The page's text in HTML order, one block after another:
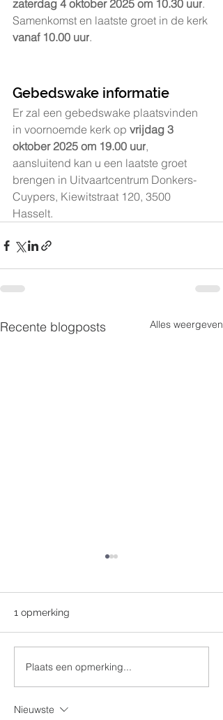
zaterdag 4 oktober 2025 om 10.30 uur.
Samenkomst en laatste groet in de kerk
vanaf 10.00 uur.
Gebedswake informatie
Er zal een gebedswake plaatsvinden
in voornoemde kerk op vrijdag 3
oktober 2025 om 19.00 uur,
aansluitend kan u een laatste groet
brengen in Uitvaartcentrum Donkers-
Cuypers, Kiewitstraat 120, 3500
Hasselt.
Recente blogposts Alles weergeven
Zalige Valentinus 100
jaar thuis in de grafkapel
1 opmerking
Plaats een opmerking...
Nieuwste